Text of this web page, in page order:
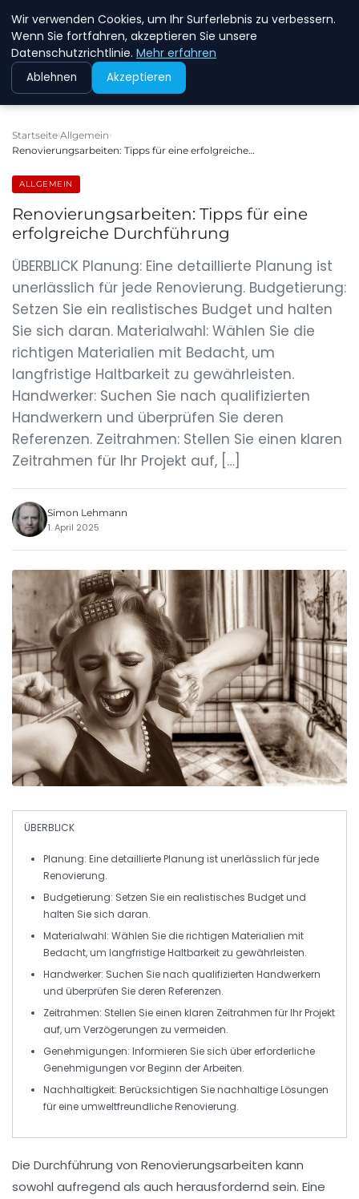
NEW ENERGY JOBS
Startseite Allgemein
Renovierungsarbeiten: Tipps für eine erfolgreiche…
ALLGEMEIN
Renovierungsarbeiten: Tipps für eine
erfolgreiche Durchführung
ÜBERBLICK Planung: Eine detaillierte Planung ist
unerlässlich für jede Renovierung. Budgetierung:
Setzen Sie ein realistisches Budget und halten
Sie sich daran. Materialwahl: Wählen Sie die
richtigen Materialien mit Bedacht, um
langfristige Haltbarkeit zu gewährleisten.
Handwerker: Suchen Sie nach qualifizierten
Handwerkern und überprüfen Sie deren
Referenzen. Zeitrahmen: Stellen Sie einen klaren
Zeitrahmen für Ihr Projekt auf, […]
Simon Lehmann
1. April 2025
ÜBERBLICK
Planung: Eine detaillierte Planung ist unerlässlich für jede
Renovierung.
Budgetierung: Setzen Sie ein realistisches Budgetund
halten Sie sich daran.
Materialwahl: Wählen Sie die richtigen Materialien mit
Bedacht, um langfristige Haltbarkeit zu gewährleisten.
Handwerker: Suchen Sie nach qualifizierten Handwerkern
und überprüfen Sie deren Referenzen.
Zeitrahmen: Stellen Sie einen klaren Zeitrahmen für Ihr Projekt
auf, um Verzögerungen zu vermeiden.
Genehmigungen: Informieren Sie sich über erforderliche
Genehmigungen vor Beginn der Arbeiten.
Nachhaltigkeit: Berücksichtigen Sie nachhaltige Lösungen
für eine umweltfreundliche Renovierung.
Die Durchführung von Renovierungsarbeiten kann
sowohl aufregend als auch herausfordernd sein. Eine
Wir verwenden Cookies, um Ihr Surferlebnis zu verbessern.
Wenn Sie fortfahren, akzeptieren Sie unsere
Datenschutzrichtlinie. Mehr erfahren
Ablehnen Akzeptieren